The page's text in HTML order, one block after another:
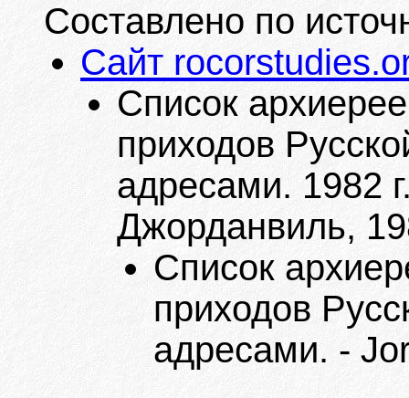
Составлено по
Сайт
Список
приходов
адресами. 1982
Джорданвиль,
Список
приходов
адресами. -